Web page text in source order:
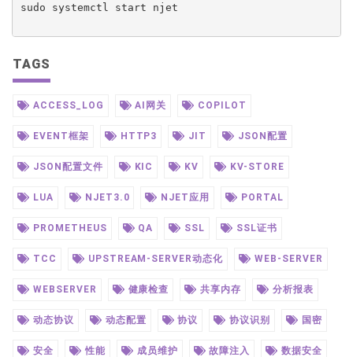
sudo systemctl start njet
TAGS
ACCESS_LOG AI网关 COPILOT
EVENT框架 HTTP3 JIT JSON配置
JSON配置文件 KIC KV KV-STORE
LUA NJET3.0 NJET应用 PORTAL
PROMETHEUS QA SSL SSL证书
TCC UPSTREAM-SERVER动态化 WEB-SERVER
WEBSERVER 健康检查 共享内存 分析报表
动态协议 动态配置 协议 协议识别 国密
安全 性能 成员维护 故障注入 数据安全